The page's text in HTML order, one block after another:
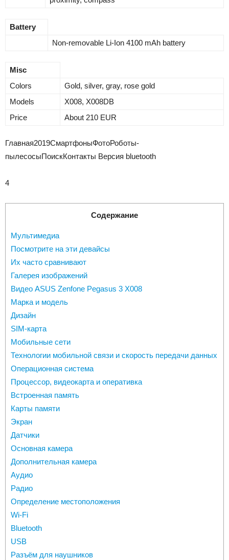
Battery
Non-removable Li-Ion 4100 mAh battery
Misc
Colors
Gold, silver, gray, rose gold
Models
X008, X008DB
Price
About 210 EUR
Главная2019СмартфоныФотоРоботы-
пылесосыПоискКонтакты Версия bluetooth
4
Содержание
Мультимедиа
Посмотрите на эти девайсы
Их часто сравнивают
Галерея изображений
Видео ASUS Zenfone Pegasus 3 X008
Марка и модель
Дизайн
SIM-карта
Мобильные сети
Технологии мобильной связи и скорость передачи данных
Oперационная система
Процессор, видеокарта и оперативка
Встроенная память
Карты памяти
Экран
Датчики
Основная камера
Дополнительная камера
Аудио
Радио
Определение местоположения
Wi-Fi
Bluetooth
USB
Разъём для наушников